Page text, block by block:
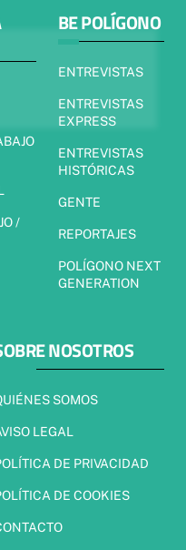
/
BE POLÍGONO
ENTREVISTAS
ENTREVISTAS
EXPRESS
ENTREVISTAS
HISTÓRICAS
GENTE
REPORTAJES
POLÍGONO NEXT
GENERATION
NOSOTROS
SOMOS
LEGAL
DE PRIVACIDAD
DE COOKIES